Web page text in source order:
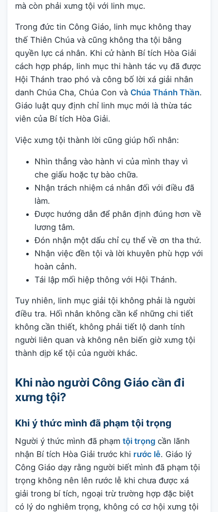
mà còn phải xưng tội với linh mục.
Trong đức tin Công Giáo, linh mục không thay
thế Thiên Chúa và cũng không tha tội bằng
quyền lực cá nhân. Khi cử hành Bí tích Hòa Giải
cách hợp pháp, linh mục thi hành tác vụ đã được
Hội Thánh trao phó và công bố lời xá giải nhân
danh Chúa Cha, Chúa Con và Chúa Thánh Thần.
Giáo luật quy định chỉ linh mục mới là thừa tác
viên của Bí tích Hòa Giải.
Việc xưng tội thành lời cũng giúp hối nhân:
Nhìn thẳng vào hành vi của mình thay vì
che giấu hoặc tự bào chữa.
Nhận trách nhiệm cá nhân đối với điều đã
làm.
Được hướng dẫn để phân định đúng hơn về
lương tâm.
Đón nhận một dấu chỉ cụ thể về ơn tha thứ.
Nhận việc đền tội và lời khuyên phù hợp với
hoàn cảnh.
Tái lập mối hiệp thông với Hội Thánh.
Tuy nhiên, linh mục giải tội không phải là người
điều tra. Hối nhân không cần kể những chi tiết
không cần thiết, không phải tiết lộ danh tính
người liên quan và không nên biến giờ xưng tội
thành dịp kể tội của người khác.
Khi nào người Công Giáo cần đi
xưng tội?
Khi ý thức mình đã phạm tội trọng
Người ý thức mình đã phạm tội trọng cần lãnh
nhận Bí tích Hòa Giải trước khi rước lễ. Giáo lý
Công Giáo dạy rằng người biết mình đã phạm tội
trọng không nên lên rước lễ khi chưa được xá
giải trong bí tích, ngoại trừ trường hợp đặc biệt
có lý do nghiêm trọng, không có cơ hội xưng tội